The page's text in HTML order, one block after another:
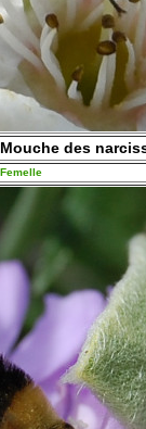
Mouche des
Femelle